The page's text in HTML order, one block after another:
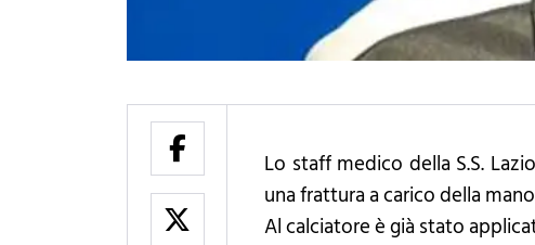
Lo staff medico della S.S.
una frattura a carico della
Al calciatore è già stato